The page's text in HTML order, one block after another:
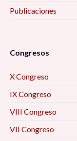
Publicaciones
Congresos
X Congreso
IX Congreso
VIII Congreso
VII Congreso